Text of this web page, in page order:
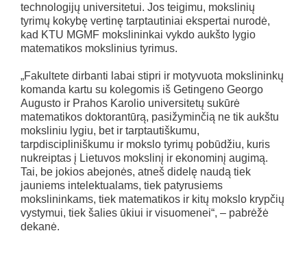
technologijų universitetui. Jos teigimu, mokslinių
tyrimų kokybę vertinę tarptautiniai ekspertai nurodė,
kad KTU MGMF mokslininkai vykdo aukšto lygio
matematikos mokslinius tyrimus.
„Fakultete dirbanti labai stipri ir motyvuota mokslininkų
komanda kartu su kolegomis iš Getingeno Georgo
Augusto ir Prahos Karolio universitetų sukūrė
matematikos doktorantūrą, pasižyminčią ne tik aukštu
moksliniu lygiu, bet ir tarptautiškumu,
tarpdiscipliniškumu ir mokslo tyrimų pobūdžiu, kuris
nukreiptas į Lietuvos mokslinį ir ekonominį augimą.
Tai, be jokios abejonės, atneš didelę naudą tiek
jauniems intelektualams, tiek patyrusiems
mokslininkams, tiek matematikos ir kitų mokslo krypčių
vystymui, tiek šalies ūkiui ir visuomenei“, – pabrėžė
dekanė.